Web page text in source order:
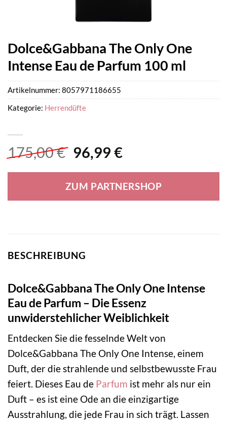
Dolce&Gabbana The Only One
Intense Eau de Parfum 100 ml
175,00€ Ursprünglicher
war:
175,00 €
96,99 €Aktueller
ist:
96,99 €.
ZUM PARTNERSHOP
Artikelnummer: 8057971186655
Kategorie: Herrendüfte
BESCHREIBUNG
Dolce&Gabbana The Only One Intense
Eau de Parfum – Die Essenz
unwiderstehlicher Weiblichkeit
Entdecken Sie die fesselnde Welt von
Dolce&Gabbana The Only One Intense, einem
Duft, der die strahlende und selbstbewusste Frau
feiert. Dieses Eau de Parfum ist mehr als nur ein
Duft – es ist eine Ode an die einzigartige
Ausstrahlung, die jede Frau in sich trägt. Lassen